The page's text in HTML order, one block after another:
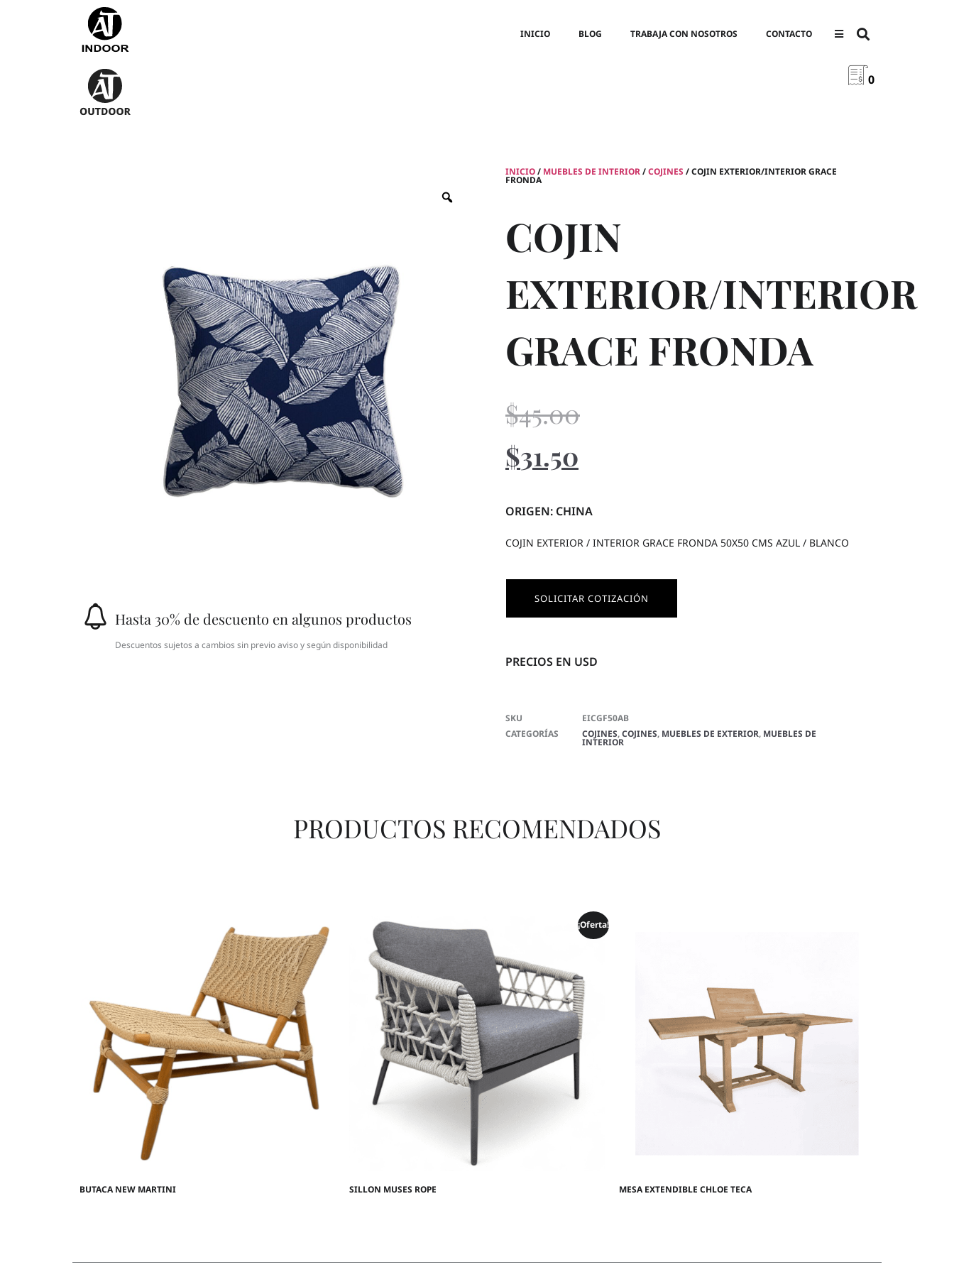
INICIO BLOG TRABAJA CON NOSOTROS CONTACTO
0
Hasta 30% de descuento en algunos productos
Descuentos sujetos a cambios sin previo aviso y según disponibilidad
INICIO/ MUEBLES DE INTERIOR/COJINES / COJIN EXTERIOR/INTERIOR GRACE
FRONDA
COJIN
EXTERIOR/INTERIOR
GRACE FRONDA
$45.00
$31.50
ORIGEN: CHINA
COJIN EXTERIOR / INTERIOR GRACE FRONDA 50X50 CMS AZUL / BLANCO
SOLICITAR COTIZACIÓN
PRECIOS EN USD
SKU
EICGF50AB
CATEGORÍAS
COJINES,COJINES, MUEBLES DE EXTERIOR, MUEBLES DE
INTERIOR
PRODUCTOS RECOMENDADOS
BUTACA NEW MARTINI
¡Oferta!
SILLON MUSES ROPE MESA EXTENDIBLE CHLOE TECA